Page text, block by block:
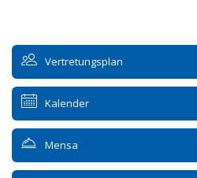
Vertretungsplan
Kalender
Mensa